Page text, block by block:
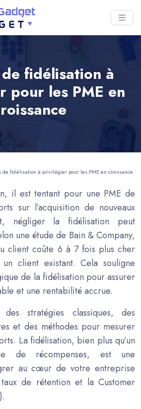
fidélisation à
pour les PME en
de fidélisation à privilégier pour les PME en croissance
il est tentant pour une PME de
sur l’acquisition de nouveaux
négliger la fidélisation peut
une étude de Bain & Company,
client coûte 6 à 7 fois plus cher
client existant. Cela souligne
de la fidélisation pour assurer
et une rentabilité accrue.
stratégies classiques, des
et des méthodes pour mesurer
La fidélisation, bien plus qu’un
de récompenses, est une
au cœur de votre entreprise
de rétention et la Customer